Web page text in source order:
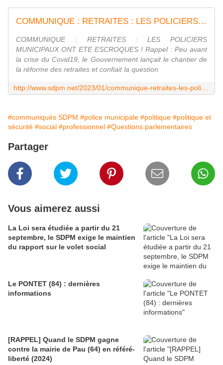
COMMUNIQUE : RETRAITES : LES POLICIERS MUNICIPAUX ONT ETE ESCROQUES ! - Syndicat de la Police Municipale N°1 : SDPM / National
COMMUNIQUE : RETRAITES : LES POLICIERS
MUNICIPAUX ONT ETE ESCROQUES ! Rappel : Peu avant
la crise du Covid19, le Gouvernement lançait le chantier de
la réforme des retraites et confiait la question
#communiqués SDPM #police municipale #politique #politique et
sécurité #social #professionnel #Questions parlementaires
Partager
Vous aimerez aussi
La Loi sera étudiée a partir du 21
septembre, le SDPM exige le maintien
du rapport sur le volet social
Le PONTET (84) : dernières
informations
[RAPPEL] Quand le SDPM gagne
contre la mairie de Pau (64) en référé-
liberté (2024)